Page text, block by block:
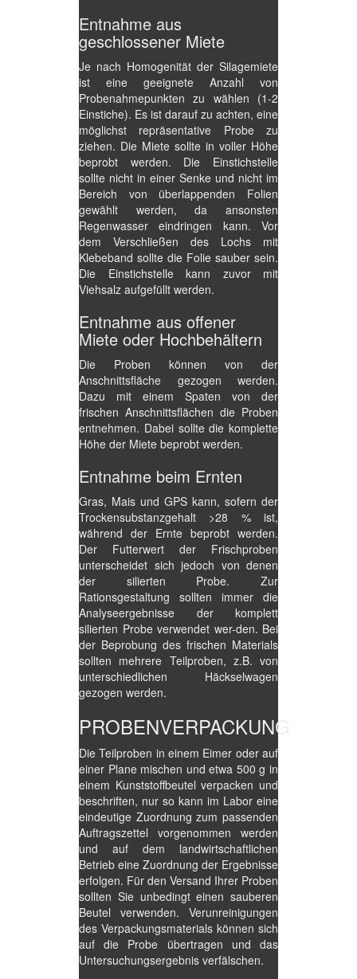
Entnahme aus
geschlossener Miete
Je nach Homogenität der Silagemiete
ist eine geeignete Anzahl von
Probenahmepunkten zu wählen (1-2
Einstiche). Es ist darauf zu achten, eine
möglichst repräsentative Probe zu
ziehen. Die Miete sollte in voller Höhe
beprobt werden. Die Einstichstelle
sollte nicht in einer Senke und nicht im
Bereich von überlappenden Folien
gewählt werden, da ansonsten
Regenwasser eindringen kann. Vor
dem Verschließen des Lochs mit
Klebeband sollte die Folie sauber sein.
Die Einstichstelle kann zuvor mit
Viehsalz aufgefüllt werden.
Entnahme aus offener
Miete oder Hochbehältern
Die Proben können von der
Anschnittsfläche gezogen werden.
Dazu mit einem Spaten von der
frischen Anschnittsflächen die Proben
entnehmen. Dabei sollte die komplette
Höhe der Miete beprobt werden.
Entnahme beim Ernten
Gras, Mais und GPS kann, sofern der
Trockensubstanzgehalt >28 % ist,
während der Ernte beprobt werden.
Der Futterwert der Frischproben
unterscheidet sich jedoch von denen
der silierten Probe. Zur
Rationsgestaltung sollten immer die
Analyseergebnisse der komplett
silierten Probe verwendet wer-den. Bei
der Beprobung des frischen Materials
sollten mehrere Teilproben, z.B. von
unterschiedlichen Häckselwagen
gezogen werden.
PROBENVERPACKUNG
Die Teilproben in einem Eimer oder auf
einer Plane mischen und etwa 500 g in
einem Kunststoffbeutel verpacken und
beschriften, nur so kann im Labor eine
eindeutige Zuordnung zum passenden
Auftragszettel vorgenommen werden
und auf dem landwirtschaftlichen
Betrieb eine Zuordnung der Ergebnisse
erfolgen. Für den Versand Ihrer Proben
sollten Sie unbedingt einen sauberen
Beutel verwenden. Verunreinigungen
des Verpackungsmaterials können sich
auf die Probe übertragen und das
Untersuchungsergebnis verfälschen.